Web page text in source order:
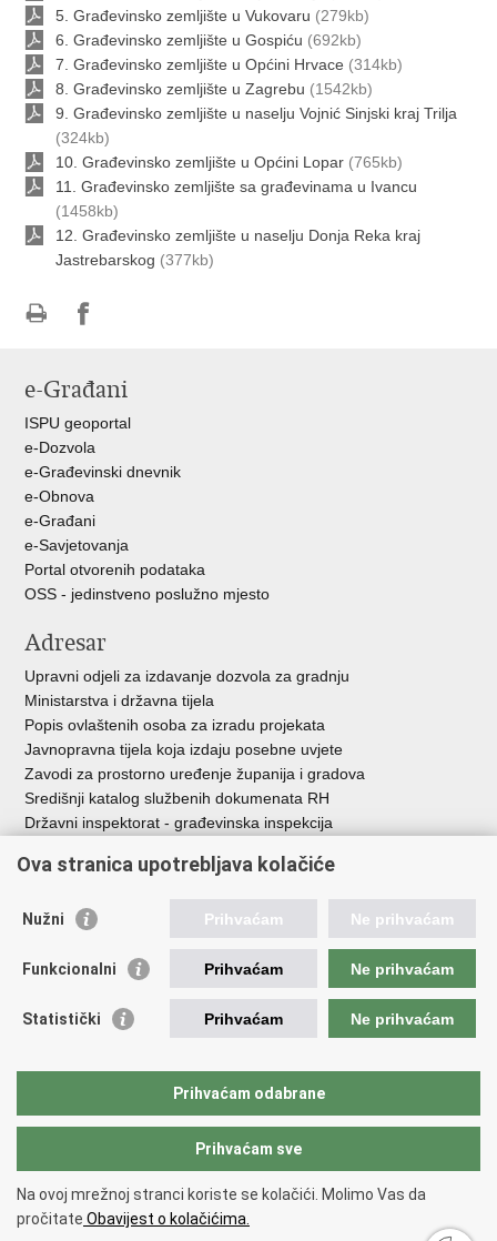
5. Građevinsko zemljište u Vukovaru (279kb)
6. Građevinsko zemljište u Gospiću (692kb)
7. Građevinsko zemljište u Općini Hrvace (314kb)
8. Građevinsko zemljište u Zagrebu (1542kb)
9. Građevinsko zemljište u naselju Vojnić Sinjski kraj Trilja
(324kb)
10. Građevinsko zemljište u Općini Lopar (765kb)
11. Građevinsko zemljište sa građevinama u Ivancu
(1458kb)
12. Građevinsko zemljište u naselju Donja Reka kraj
Jastrebarskog (377kb)
FacebookuTwitteru
e-Građani
ISPU geoportal
e-Dozvola
e-Građevinski dnevnik
e-Obnova
e-Građani
e-Savjetovanja
Portal otvorenih podataka
OSS - jedinstveno poslužno mjesto
Adresar
Upravni odjeli za izdavanje dozvola za gradnju
Ministarstva i državna tijela
Popis ovlaštenih osoba za izradu projekata
Javnopravna tijela koja izdaju posebne uvjete
Zavodi za prostorno uređenje županija i gradova
Središnji katalog službenih dokumenata RH
Državni inspektorat - građevinska inspekcija
Vlada Republike Hrvatske
Agencija za pravni promet i posredovanje nekretninama
Fond za zaštitu okoliša i energetsku učinkovitost
Državne nekretnine d.o.o.
Copyright © 2026 Ministarstvo prostornoga uređenja, graditeljstva i
državne imovine.
Uvjeti korištenja.Izjava o pristupačnosti
Ova stranica upotrebljava kolačiće
Nužni Prihvaćam Ne prihvaćam
Funkcionalni Prihvaćam Ne prihvaćam
Statistički Prihvaćam Ne prihvaćam
Prihvaćam odabrane
Prihvaćam sve
Na ovoj mrežnoj stranci koriste se kolačići. Molimo Vas da
pročitate Obavijest o kolačićima.